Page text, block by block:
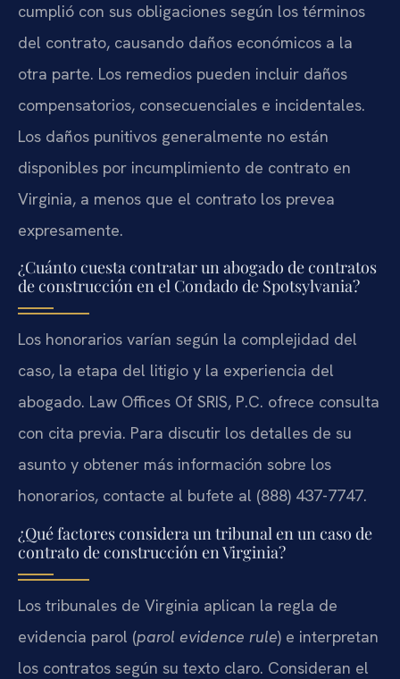
cumplió con sus obligaciones según los términos
del contrato, causando daños económicos a la
otra parte. Los remedios pueden incluir daños
compensatorios, consecuenciales e incidentales.
Los daños punitivos generalmente no están
disponibles por incumplimiento de contrato en
Virginia, a menos que el contrato los prevea
expresamente.
¿Cuánto cuesta contratar un abogado de contratos
de construcción en el Condado de Spotsylvania?
Los honorarios varían según la complejidad del
caso, la etapa del litigio y la experiencia del
abogado. Law Offices Of SRIS, P.C. ofrece consulta
con cita previa. Para discutir los detalles de su
asunto y obtener más información sobre los
honorarios, contacte al bufete al (888) 437-7747.
¿Qué factores considera un tribunal en un caso de
contrato de construcción en Virginia?
Los tribunales de Virginia aplican la regla de
evidencia parol (parol evidence rule) e interpretan
los contratos según su texto claro. Consideran el